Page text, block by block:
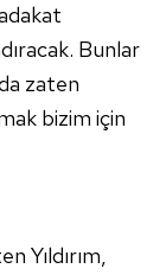
çerezler
kişisel
bilgi
amaçlarıyla
Bunlar
zaten
bizim için
Yıldırım,